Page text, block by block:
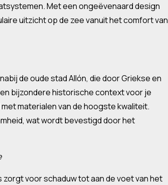
Met een ongeëvenaard design
uitzicht op de zee vanuit het comfort van
de oude stad Allón, die door Griekse en
bijzondere historische context voor je
materialen van de hoogste kwaliteit.
wat wordt bevestigd door het
voor schaduw tot aan de voet van het